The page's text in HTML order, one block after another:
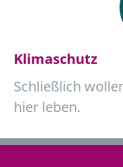
Klimaschutz
Schließlich
hier leben.